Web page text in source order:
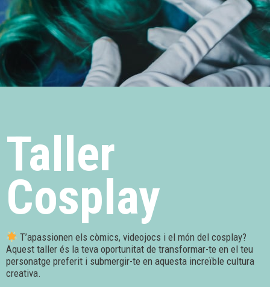
Taller
Cosplay
T’apassionen els còmics, videojocs i el món del cosplay?
Aquest taller és la teva oportunitat de transformar-te en el teu
personatge preferit i submergir-te en aquesta increïble cultura
creativa.